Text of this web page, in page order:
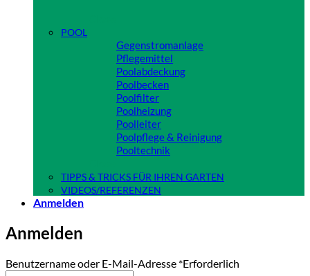
POOL
Gegenstromanlage
Pflegemittel
Poolabdeckung
Poolbecken
Poolfilter
Poolheizung
Poolleiter
Poolpflege & Reinigung
Pooltechnik
TIPPS & TRICKS FÜR IHREN GARTEN
VIDEOS/REFERENZEN
Anmelden
Anmelden
Benutzername oder E-Mail-Adresse *Erforderlich